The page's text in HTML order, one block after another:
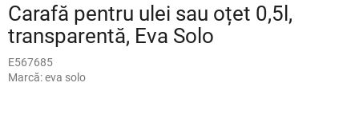
Carafă pentru ulei sau oțet 0,5l,
transparentă, Eva Solo
E567685
Marcă:eva solo